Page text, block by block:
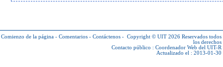
Comienzo de la página - Comentarios - Contáctenos - Copyright © UIT 2026 Reservados todos
los derechos
Contacto público : Coordenador Web del UIT-R
Actualizado el : 2013-01-30